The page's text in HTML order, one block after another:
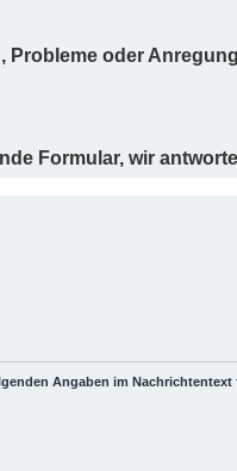
Probleme oder
Formular, wir
Angaben im